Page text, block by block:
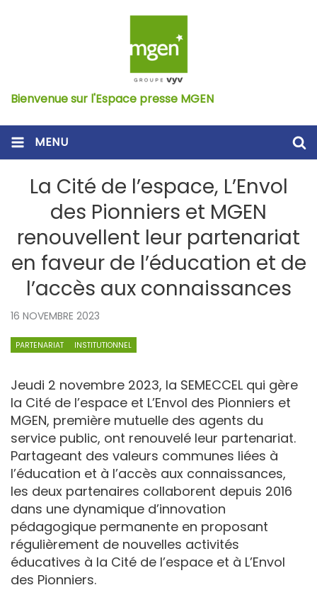
Bienvenue sur l'Espace presse MGEN
MENU
La Cité de l’espace, L’Envol
des Pionniers et MGEN
renouvellent leur partenariat
en faveur de l’éducation et de
l’accès aux connaissances
16 NOVEMBRE 2023
PARTENARIAT INSTITUTIONNEL
Jeudi 2 novembre 2023, la SEMECCEL qui gère
la Cité de l’espace et L’Envol des Pionniers et
MGEN, première mutuelle des agents du
service public, ont renouvelé leur partenariat.
Partageant des valeurs communes liées à
l’éducation et à l’accès aux connaissances,
les deux partenaires collaborent depuis 2016
dans une dynamique d’innovation
pédagogique permanente en proposant
régulièrement de nouvelles activités
éducatives à la Cité de l’espace et à L’Envol
des Pionniers.